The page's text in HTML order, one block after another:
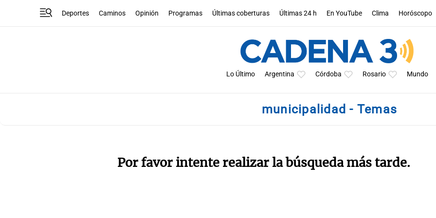
Deportes Caminos Opinión Programas Últimas coberturas Últimas 24 h En YouTube Clima Horóscopo
Lo Último Argentina Córdoba Rosario Mundo
municipalidad - Temas
Por favor intente realizar la búsqueda más tarde.